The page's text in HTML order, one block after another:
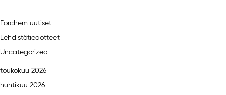
Forchem uutiset
Lehdistötiedotteet
Uncategorized
toukokuu 2026
huhtikuu 2026